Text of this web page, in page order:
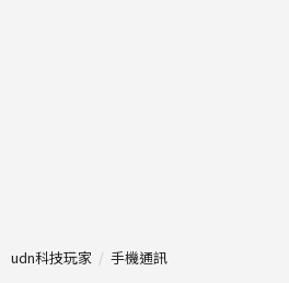
udn科技玩家 手機通訊